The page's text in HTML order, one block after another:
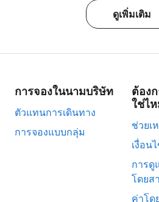
ดูเพิ่มเติม
การจองในนามบริษัท
ตัวแทนการเดินทาง
การจองแบบกลุ่ม
ต้อง
ใช่ไ
ช่วยเ
เงื่อน
การดู
โดยส
ค่าโด